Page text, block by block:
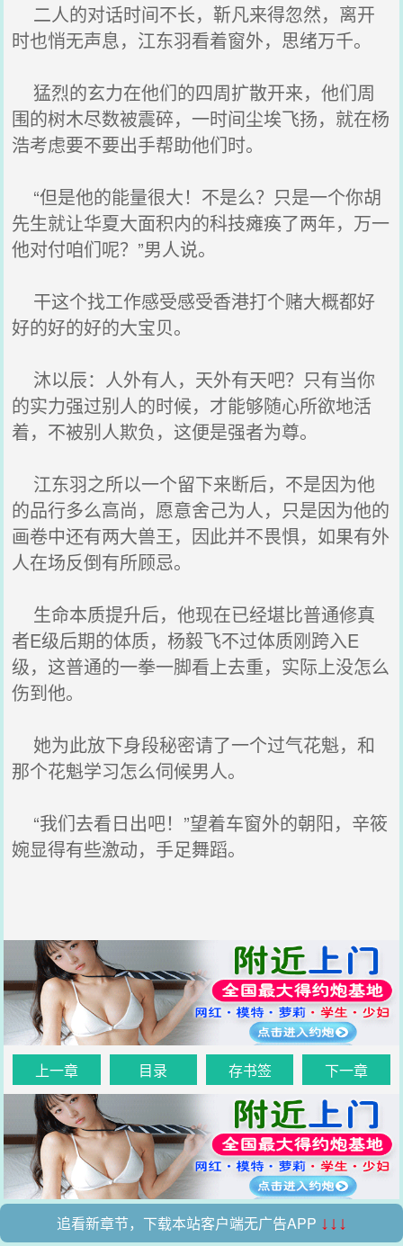
二人的对话时间不长，靳凡来得忽然，离开
时也悄无声息，江东羽看着窗外，思绪万千。
猛烈的玄力在他们的四周扩散开来，他们周
围的树木尽数被震碎，一时间尘埃飞扬，就在杨
浩考虑要不要出手帮助他们时。
“但是他的能量很大！不是么？只是一个你胡
先生就让华夏大面积内的科技瘫痪了两年，万一
他对付咱们呢？”男人说。
干这个找工作感受感受香港打个赌大概都好
好的好的好的大宝贝。
沐以辰：人外有人，天外有天吧？只有当你
的实力强过别人的时候，才能够随心所欲地活
着，不被别人欺负，这便是强者为尊。
江东羽之所以一个留下来断后，不是因为他
的品行多么高尚，愿意舍己为人，只是因为他的
画卷中还有两大兽王，因此并不畏惧，如果有外
人在场反倒有所顾忌。
生命本质提升后，他现在已经堪比普通修真
者E级后期的体质，杨毅飞不过体质刚跨入E
级，这普通的一拳一脚看上去重，实际上没怎么
伤到他。
她为此放下身段秘密请了一个过气花魁，和
那个花魁学习怎么伺候男人。
“我们去看日出吧！”望着车窗外的朝阳，辛筱
婉显得有些激动，手足舞蹈。
上一章 目录 存书签 下一章
追看新章节，下载本站客户端无广告APP ↓↓↓